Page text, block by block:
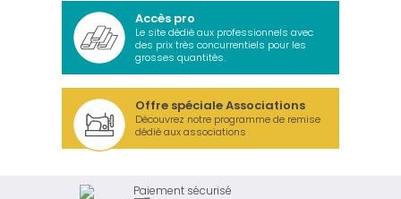
Accès pro
Le site dédié aux professionnels avec
des prix très concurrentiels pour les
grosses quantités.
Offre spéciale Associations
Découvrez notre programme de remise
dédié aux associations
Paiement sécurisé